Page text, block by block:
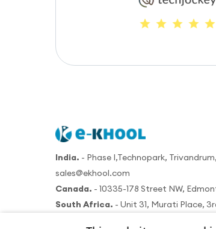
India. - Phase I,Technopark,
sales@ekhool.com
Canada. - 10335-178 Street NW,
South Africa. - Unit 31, Murati Place,